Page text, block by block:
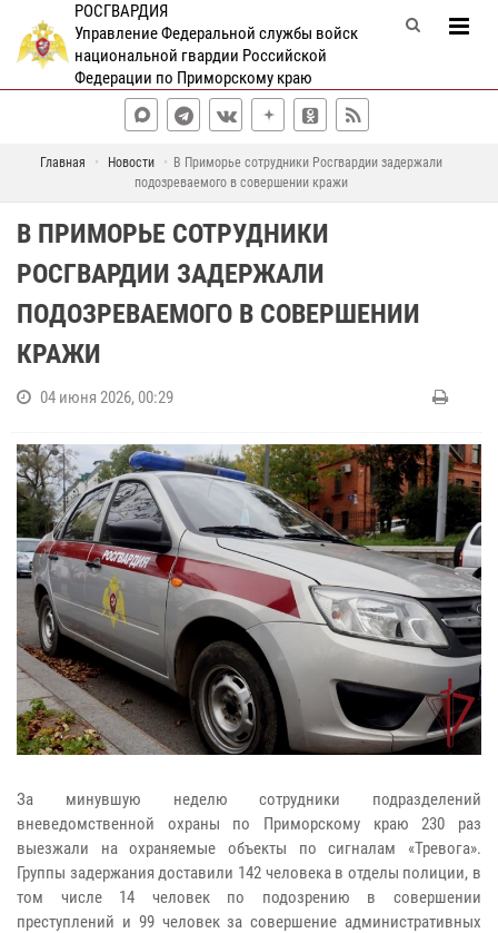
РОСГВАРДИЯ
Управление Федеральной службы войск
национальной гвардии Российской
Федерации по Приморскому краю
Главная Новости
В Приморье сотрудники Росгвардии задержали
подозреваемого в совершении кражи
В ПРИМОРЬЕ СОТРУДНИКИ
РОСГВАРДИИ ЗАДЕРЖАЛИ
ПОДОЗРЕВАЕМОГО В СОВЕРШЕНИИ
КРАЖИ
04 июня 2026, 00:29
За минувшую неделю сотрудники подразделений
вневедомственной охраны по Приморскому краю 230 раз
выезжали на охраняемые объекты по сигналам «Тревога».
Группы задержания доставили 142 человека в отделы полиции, в
том числе 14 человек по подозрению в совершении
преступлений и 99 человек за совершение административных